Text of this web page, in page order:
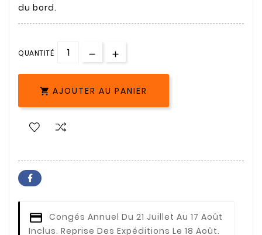
du bord.
QUANTITÉ
 AJOUTER AU PANIER
Congés Annuel Du 21 Juillet Au 17 Août
Inclus. Reprise Des Expéditions Le 18 Août.